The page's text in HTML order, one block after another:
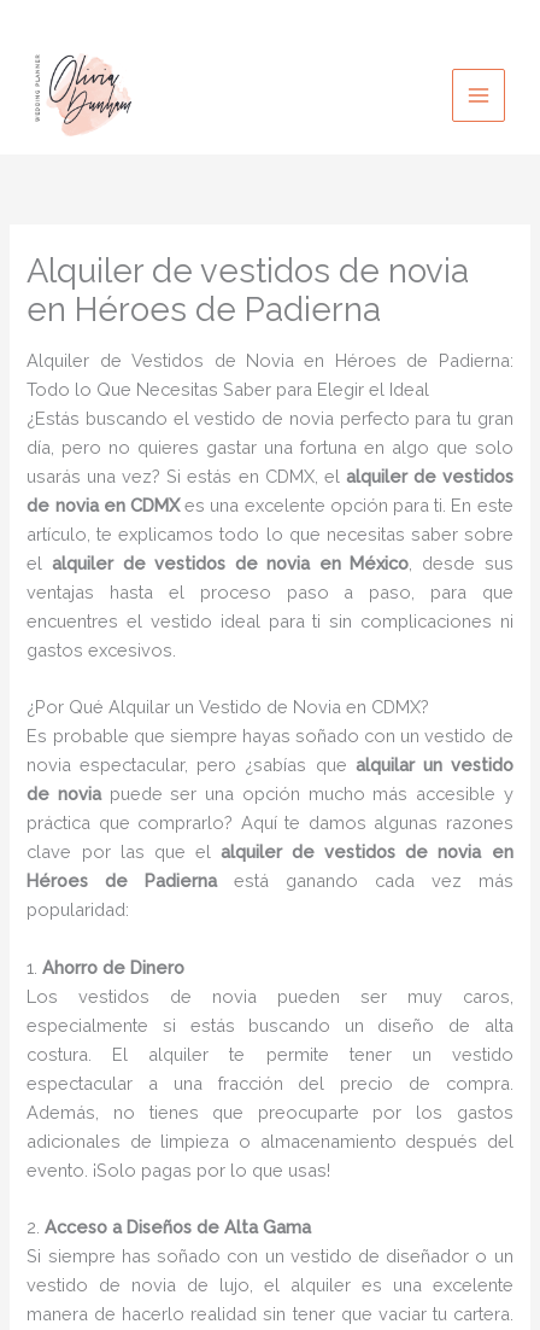
contenido
Alquiler de vestidos de novia
en Héroes de Padierna
Alquiler de Vestidos de Novia en Héroes de Padierna:
Todo lo Que Necesitas Saber para Elegir el Ideal
¿Estás buscando el vestido de novia perfecto para tu gran
día, pero no quieres gastar una fortuna en algo que solo
usarás una vez? Si estás en CDMX, el alquiler de vestidos
de novia en CDMXes una excelente opción para ti. En este
artículo, te explicamos todo lo que necesitas saber sobre
elalquiler de vestidos de novia en México , desde sus
ventajas hasta el proceso paso a paso, para que
encuentres el vestido ideal para ti sin complicaciones ni
gastos excesivos.
¿Por Qué Alquilar un Vestido de Novia en CDMX?
Es probable que siempre hayas soñado con un vestido de
novia espectacular, pero ¿sabías que alquilar un vestido
de noviapuede ser una opción mucho más accesible y
práctica que comprarlo? Aquí te damos algunas razones
clave por las que el alquiler de vestidos de novia en
Héroes de Padiernaestá ganando cada vez más
popularidad:
1.Ahorro de Dinero
Los vestidos de novia pueden ser muy caros,
especialmente si estás buscando un diseño de alta
costura. El alquiler te permite tener un vestido
espectacular a una fracción del precio de compra.
Además, no tienes que preocuparte por los gastos
adicionales de limpieza o almacenamiento después del
evento. ¡Solo pagas por lo que usas!
2.Acceso a Diseños de Alta Gama
Si siempre has soñado con un vestido de diseñador o un
vestido de novia de lujo, el alquiler es una excelente
manera de hacerlo realidad sin tener que vaciar tu cartera.